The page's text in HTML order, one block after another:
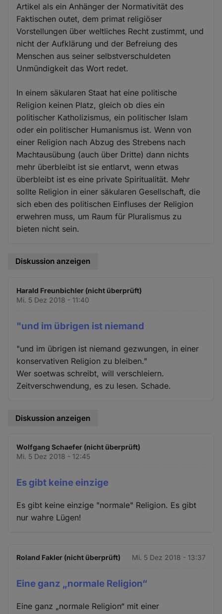
Artikel als ein Anhänger der Normativität des
Faktischen outet, dem primat religiöser
Vorstellungen über weltliches Recht zustimmt, und
nicht der Aufklärung und der Befreiung des
Menschen aus seiner selbstverschuldeten
Unmündigkeit das Wort redet.
In einem säkularen Staat hat eine politische
Religion keinen Platz, gleich ob dies ein
politischer Katholizismus, ein politischer Islam
oder ein politischer Humanismus ist. Wenn von
einer Religion nach Abzug des Strebens nach
Machtausübung (auch über Dritte) dann nichts
mehr überbleibt ist sie entlarvt, wenn etwas
überbleibt ist es eine private Spiritualität. Mehr
sollte Religion in einer säkularen Gesellschaft, die
sich eben des politischen Einfluses der Religion
erwehren muss, um Raum für Pluralismus zu
bieten nicht sein.
Diskussion anzeigen
Harald Freunbichler (nicht überprüft)
Mi. 5 Dez 2018 - 11:40
"und im übrigen ist niemand
"und im übrigen ist niemand gezwungen, in einer
konservativen Religion zu bleiben."
Wer soetwas schreibt, will verschleiern.
Zeitverschwendung, es zu lesen. Schade.
Diskussion anzeigen
Wolfgang Schaefer (nicht überprüft)
Mi. 5 Dez 2018 - 12:45
Es gibt keine einzige
Es gibt keine einzige "normale" Religion. Es gibt
nur wahre Lügen!
Roland Fakler (nicht überprüft) Mi. 5 Dez 2018 - 13:37
Eine ganz „normale Religion“
Eine ganz „normale Religion“ mit einer